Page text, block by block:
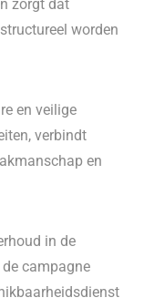
zorgt dat
worden
en veilige
verbindt
en
in de
campagne